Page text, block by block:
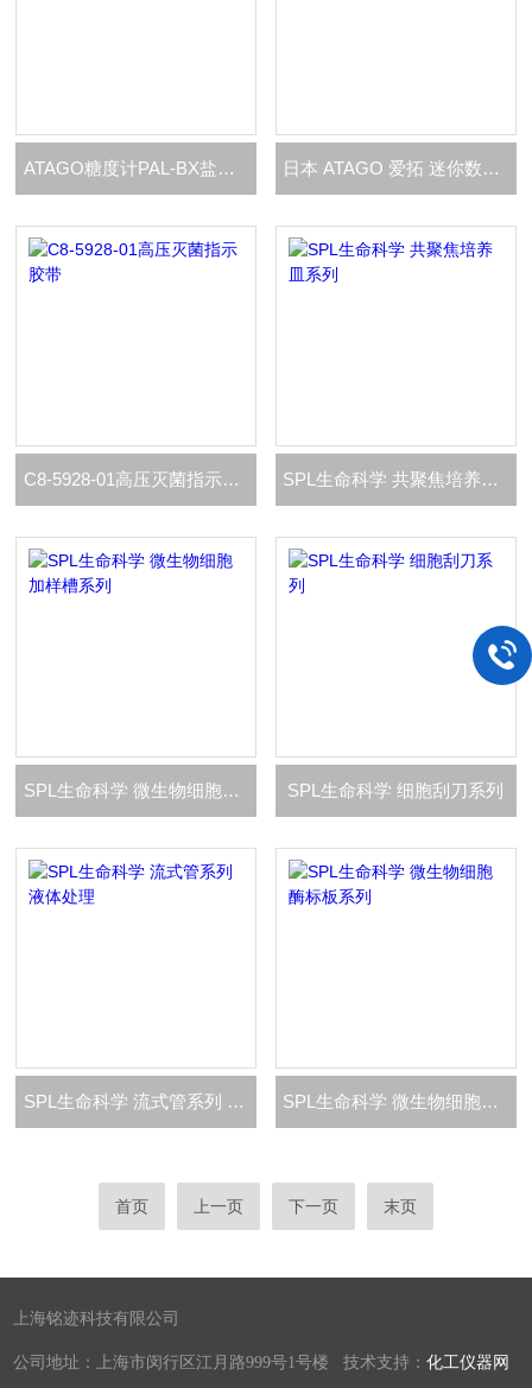
ATAGO糖度计PAL-BX盐度计PAL-SALT 日本 ATAGO 爱拓 迷你数显折射计 PAL-1
C8-5928-01高压灭菌指示胶带 SPL生命科学 共聚焦培养皿系列
SPL生命科学 微生物细胞加样槽系列 SPL生命科学 细胞刮刀系列
SPL生命科学 流式管系列 液体处理 SPL生命科学 微生物细胞酶标板系列
首页 上一页 下一页 末页
上海铭迹科技有限公司
公司地址：上海市闵行区江月路999号1号楼 技术支持：化工仪器网